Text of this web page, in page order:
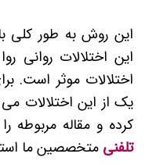
این روش به طور کلی
این اختلالات روانی
اختلالات موثر است.
یک از این اختلالات
کرده و مقاله مربوطه
تلفنی متخصصین ما